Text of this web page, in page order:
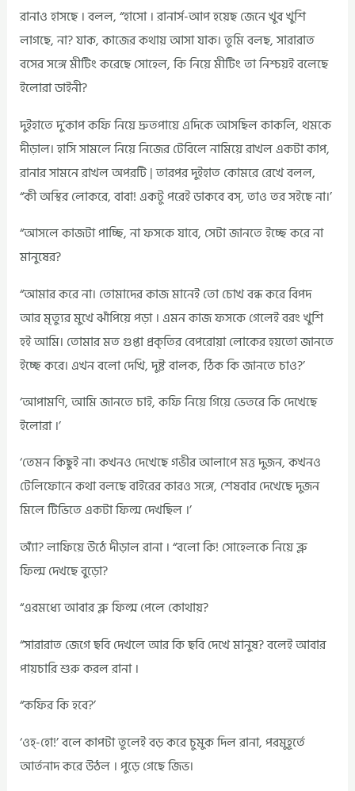
রানাও হাসছে । বলল, “হাসো । রানার্স-আপ হয়েছ জেনে খুব খুশি
লাগছে, না? যাক, কাজের কথায় আসা যাক। তুমি বলছ, সারারাত
বসের সঙ্গে মীটিং করেছে সোহেল, কি নিয়ে মীটিং তা নিশ্চয়ই বলেছে
ইলোরা ডাইনী?
দুইহাতে দু’কাপ কফি নিয়ে দ্রুতপায়ে এদিকে আসছিল কাকলি, থমকে
দীড়াল। হাসি সামলে নিয়ে নিজের টেবিলে নামিয়ে রাখল একটা কাপ,
রানার সামনে রাখল অপরটি | তারপর দুইহাত কোমরে রেখে বলল,
“কী অস্থির লোকরে, বাবা! একটু পরেই ডাকবে বস্‌, তাও তর সইছে না।’
“আসলে কাজটা পাচ্ছি, না ফসকে যাবে, সেটা জানতে ইচ্ছে করে না
মানুষের?
“আমার করে না। তোমাদের কাজ মানেই তো চোখ বন্ধ করে বিপদ
আর মৃত্যুর মুখে ঝাঁপিয়ে পড়া । এমন কাজ ফসকে গেলেই বরং খুশি
হই আমি। তোমার মত গুপ্তা প্রকৃতির বেপরোয়া লোকের হয়তো জানতে
ইচ্ছে করে। এখন বলো দেখি, দুষ্ট বালক, ঠিক কি জানতে চাও?’
‘আপামণি, আমি জানতে চাই, কফি নিয়ে গিয়ে ভেতরে কি দেখেছে
ইলোরা ।’
‘তেমন কিছুই না। কখনও দেখেছে গভীর আলাপে মত্ত দুজন, কখনও
টেলিফোনে কথা বলছে বাইরের কারও সঙ্গে, শেষবার দেখেছে দুজন
মিলে টিভিতে একটা ফিল্ম দেখছিল ।’
অ্যাঁ? লাফিয়ে উঠে দীড়াল রানা । “বলো কি! সোহেলকে নিয়ে ব্লু
ফিল্ম দেখছে বুড়ো?
“এরমধ্যে আবার ব্লু ফিল্ম পেলে কোথায়?
“সারারাত জেগে ছবি দেখলে আর কি ছবি দেখে মানুষ? বলেই আবার
পায়চারি শুরু করল রানা ।
“কফির কি হবে?’
‘ওহ্‌-হো!’ বলে কাপটা তুলেই বড় করে চুমুক দিল রানা, পরমুহূর্তে
আর্তনাদ করে উঠল । পুড়ে গেছে জিভ।